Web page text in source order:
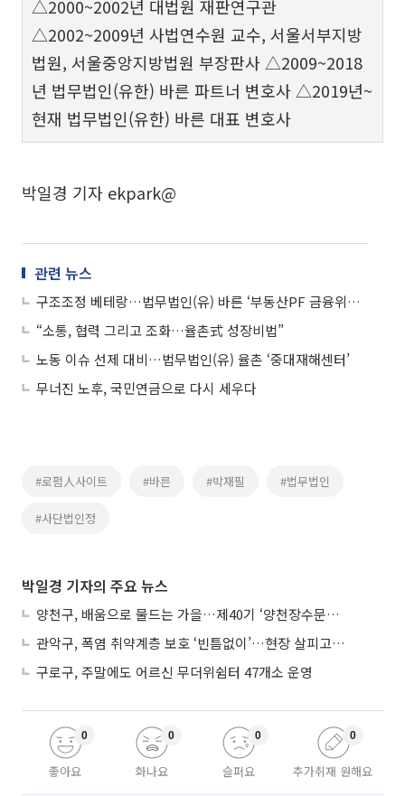
△2000~2002년 대법원 재판연구관
△2002~2009년 사법연수원 교수, 서울서부지방
법원, 서울중앙지방법원 부장판사 △2009~2018
년 법무법인(유한) 바른 파트너 변호사 △2019년~
현재 법무법인(유한) 바른 대표 변호사
박일경 기자 ekpark@
관련 뉴스
구조조정 베테랑…법무법인(유) 바른 ‘부동산PF 금융위기대응팀’
“소통, 협력 그리고 조화…율촌式 성장비법”
노동 이슈 선제 대비…법무법인(유) 율촌 ‘중대재해센터’
무너진 노후, 국민연금으로 다시 세우다
#로펌人사이트 #바른 #박재필 #법무법인
#사단법인정
박일경 기자의 주요 뉴스
양천구, 배움으로 물드는 가을…제40기 ‘양천장수문화대학’ 수강생 모집
관악구, 폭염 취약계층 보호 ‘빈틈없이’…현장 살피고 지원 넓힌다
구로구, 주말에도 어르신 무더위쉼터 47개소 운영
좋아요
0
화나요
0
슬퍼요
0
추가취재 원해요
0